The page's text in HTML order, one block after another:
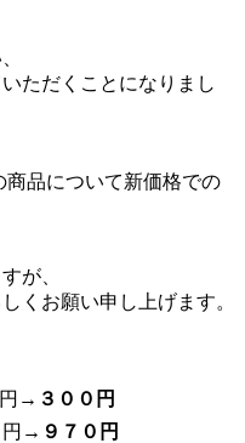
ただくことになりまし
商品について新価格での
が、
くお願い申し上げます。
→ ３００円
→ ９７０円